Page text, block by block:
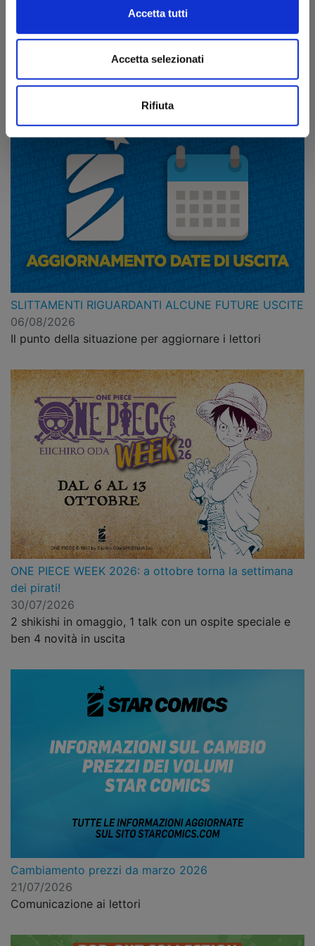
Accetta tutti
Accetta selezionati
Rifiuta
Ultime news
SLITTAMENTI RIGUARDANTI ALCUNE FUTURE USCITE
06/08/2026
Il punto della situazione per aggiornare i lettori
ONE PIECE WEEK 2026: a ottobre torna la settimana
dei pirati!
30/07/2026
2 shikishi in omaggio, 1 talk con un ospite speciale e
ben 4 novità in uscita
Cambiamento prezzi da marzo 2026
21/07/2026
Comunicazione ai lettori